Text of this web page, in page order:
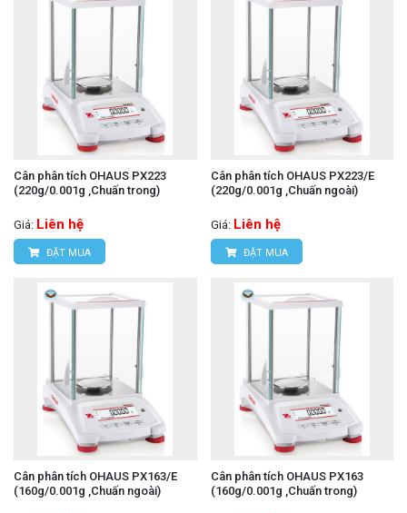
Cân phân tích OHAUS PX223
(220g/0.001g ,Chuấn trong)
Giá: Liên hệ
ĐẶT MUA
Cân phân tích OHAUS PX223/E
(220g/0.001g ,Chuấn ngoài)
Giá: Liên hệ
ĐẶT MUA
Cân phân tích OHAUS PX163/E
(160g/0.001g ,Chuấn ngoài)
Cân phân tích OHAUS PX163
(160g/0.001g ,Chuấn trong)